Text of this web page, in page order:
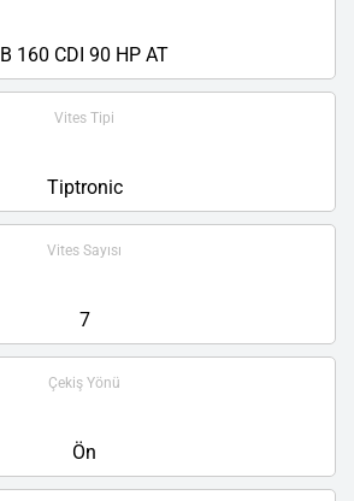
B 160 CDI 90 HP AT
Vites Tipi
Tiptronic
Vites Sayısı
7
Çekiş Yönü
Ön